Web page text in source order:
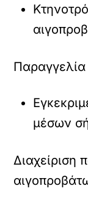
μέσων
Διαχείριση